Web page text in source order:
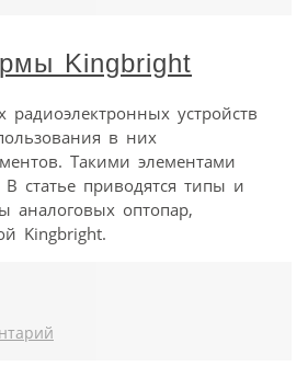
Kingbright
радиоэлектронных устройств
в них
Такими элементами
статье приводятся типы и
аналоговых оптопар,
Kingbright.